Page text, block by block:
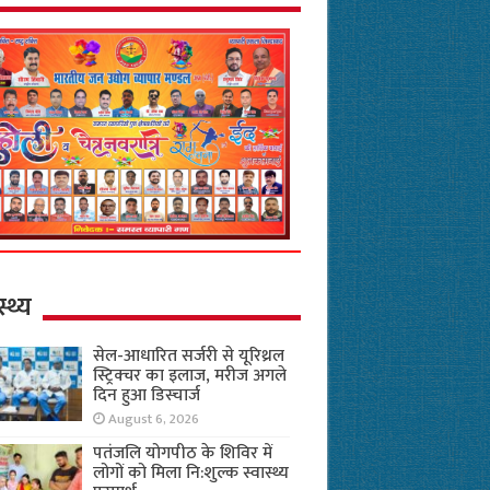
सेल-आधारित सर्जरी से यूरिथ्रल
स्ट्रिक्चर का इलाज, मरीज अगले
दिन हुआ डिस्चार्ज
August 6, 2026
पतंजलि योगपीठ के शिविर में
लोगों को मिला नि:शुल्क स्वास्थ्य